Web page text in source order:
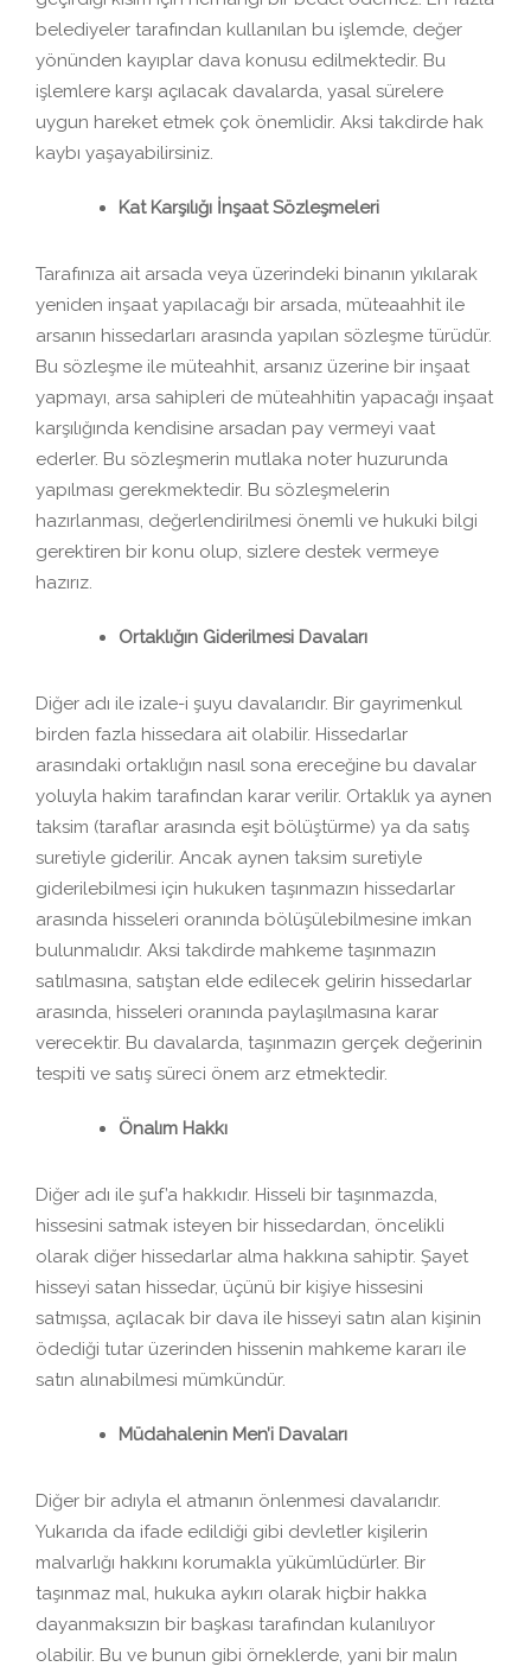
belediyeler tarafından kullanılan bu işlemde, değer
yönünden kayıplar dava konusu edilmektedir. Bu
işlemlere karşı açılacak davalarda, yasal sürelere
uygun hareket etmek çok önemlidir. Aksi takdirde hak
kaybı yaşayabilirsiniz.
Kat Karşılığı İnşaat Sözleşmeleri
Tarafınıza ait arsada veya üzerindeki binanın yıkılarak
yeniden inşaat yapılacağı bir arsada, müteaahhit ile
arsanın hissedarları arasında yapılan sözleşme türüdür.
Bu sözleşme ile müteahhit, arsanız üzerine bir inşaat
yapmayı, arsa sahipleri de müteahhitin yapacağı inşaat
karşılığında kendisine arsadan pay vermeyi vaat
ederler. Bu sözleşmerin mutlaka noter huzurunda
yapılması gerekmektedir. Bu sözleşmelerin
hazırlanması, değerlendirilmesi önemli ve hukuki bilgi
gerektiren bir konu olup, sizlere destek vermeye
hazırız.
Ortaklığın Giderilmesi Davaları
Diğer adı ile izale-i şuyu davalarıdır. Bir gayrimenkul
birden fazla hissedara ait olabilir. Hissedarlar
arasındaki ortaklığın nasıl sona ereceğine bu davalar
yoluyla hakim tarafından karar verilir. Ortaklık ya aynen
taksim (taraflar arasında eşit bölüştürme) ya da satış
suretiyle giderilir. Ancak aynen taksim suretiyle
giderilebilmesi için hukuken taşınmazın hissedarlar
arasında hisseleri oranında bölüşülebilmesine imkan
bulunmalıdır. Aksi takdirde mahkeme taşınmazın
satılmasına, satıştan elde edilecek gelirin hissedarlar
arasında, hisseleri oranında paylaşılmasına karar
verecektir. Bu davalarda, taşınmazın gerçek değerinin
tespiti ve satış süreci önem arz etmektedir.
Önalım Hakkı
Diğer adı ile şuf’a hakkıdır. Hisseli bir taşınmazda,
hissesini satmak isteyen bir hissedardan, öncelikli
olarak diğer hissedarlar alma hakkına sahiptir. Şayet
hisseyi satan hissedar, üçünü bir kişiye hissesini
satmışsa, açılacak bir dava ile hisseyi satın alan kişinin
ödediği tutar üzerinden hissenin mahkeme kararı ile
satın alınabilmesi mümkündür.
Müdahalenin Men’i Davaları
Diğer bir adıyla el atmanın önlenmesi davalarıdır.
Yukarıda da ifade edildiği gibi devletler kişilerin
malvarlığı hakkını korumakla yükümlüdürler. Bir
taşınmaz mal, hukuka aykırı olarak hiçbir hakka
dayanmaksızın bir başkası tarafından kulanılıyor
olabilir. Bu ve bunun gibi örneklerde, yani bir malın